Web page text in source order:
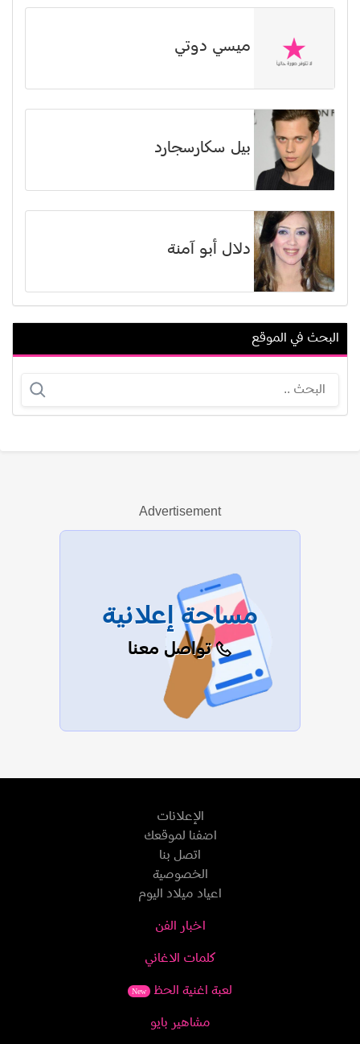
ميسي دوتي
بيل سكارسجارد
دلال أبو آمنة
أليسيا سي ديل أوجيليا
عرض الكل
البحث في الموقع
Advertisement
مساحة إعلانية
تواصل معنا
الإعلانات
اضفنا لموقعك
اتصل بنا
الخصوصية
اعياد ميلاد اليوم
اخبار الفن
كلمات الاغاني
لعبة اغنية الحظ New
مشاهير بايو